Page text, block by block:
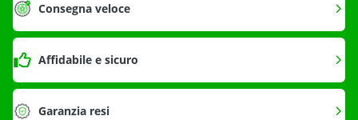
Consegna veloce
Affidabile e sicuro
Garanzia resi